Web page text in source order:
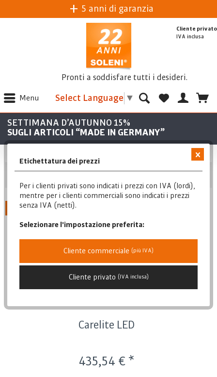
5 anni di garanzia
Pronti a soddisfare tutti i desideri.
Select Language ▼
Menu
Cliente privato
IVA inclusa
SETTIMANA D’AUTUNNO 15%
SUGLI ARTICOLI “MADE IN GERMANY”
Posizione
Posizione
Data di pubblicazione
Prezzo più basso
Prezzo più alto
Descrizione dell'articolo
Da4
Carelite LED
435,54 € *
Etichettatura dei prezzi
Per i clienti privati sono indicati i prezzi con IVA (lordi),
mentre per i clienti commerciali sono indicati i prezzi
senza IVA (netti).
Selezionare l'impostazione preferita:
Cliente commerciale (più IVA)
Cliente privato (IVA inclusa)